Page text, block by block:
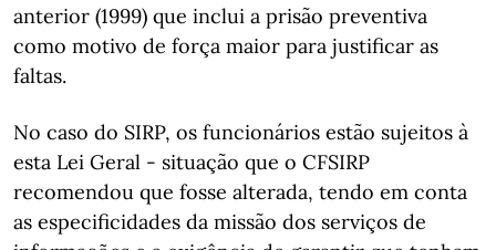
anterior (1999) que inclui a prisão preventiva
como motivo de força maior para justificar as
faltas.
No caso do SIRP, os funcionários estão sujeitos à
esta Lei Geral - situação que o CFSIRP
recomendou que fosse alterada, tendo em conta
as especificidades da missão dos serviços de